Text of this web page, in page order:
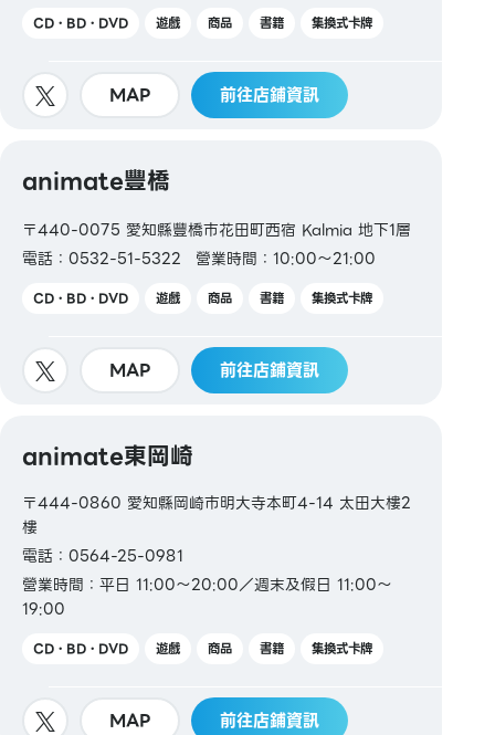
CD・BD・DVD 遊戲 商品 書籍 集換式卡牌
MAP 前往店鋪資訊
animate豐橋
〒440-0075 愛知縣豐橋市花田町西宿 Kalmia 地下1層
電話：0532-51-5322
營業時間：10:00～21:00
CD・BD・DVD 遊戲 商品 書籍 集換式卡牌
MAP 前往店鋪資訊
animate東岡崎
〒444-0860 愛知縣岡崎市明大寺本町4-14 太田大樓2
樓
電話：0564-25-0981
營業時間：平日 11:00～20:00／週末及假日 11:00～
19:00
CD・BD・DVD 遊戲 商品 書籍 集換式卡牌
MAP 前往店鋪資訊